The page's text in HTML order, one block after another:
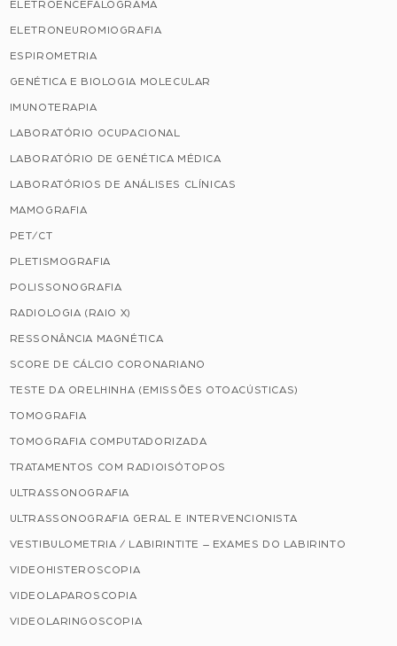
ELETROENCEFALOGRAMA
ELETRONEUROMIOGRAFIA
ESPIROMETRIA
GENÉTICA E BIOLOGIA MOLECULAR
IMUNOTERAPIA
LABORATÓRIO OCUPACIONAL
LABORATÓRIO DE GENÉTICA MÉDICA
LABORATÓRIOS DE ANÁLISES CLÍNICAS
MAMOGRAFIA
PET/CT
PLETISMOGRAFIA
POLISSONOGRAFIA
RADIOLOGIA (RAIO X)
RESSONÂNCIA MAGNÉTICA
SCORE DE CÁLCIO CORONARIANO
TESTE DA ORELHINHA (EMISSÕES OTOACÚSTICAS)
TOMOGRAFIA
TOMOGRAFIA COMPUTADORIZADA
TRATAMENTOS COM RADIOISÓTOPOS
ULTRASSONOGRAFIA
ULTRASSONOGRAFIA GERAL E INTERVENCIONISTA
VESTIBULOMETRIA / LABIRINTITE – EXAMES DO LABIRINTO
VIDEOHISTEROSCOPIA
VIDEOLAPAROSCOPIA
VIDEOLARINGOSCOPIA